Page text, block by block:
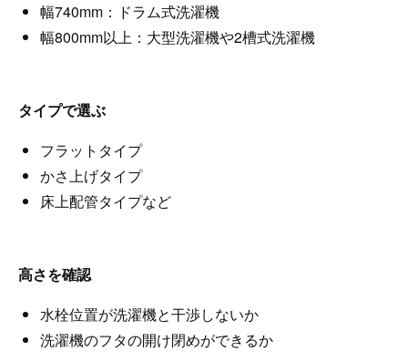
幅740mm：ドラム式洗濯機
幅800mm以上：大型洗濯機や2槽式洗濯機
タイプで選ぶ
フラットタイプ
かさ上げタイプ
床上配管タイプなど
高さを確認
水栓位置が洗濯機と干渉しないか
洗濯機のフタの開け閉めができるか